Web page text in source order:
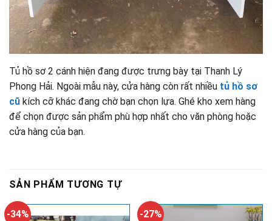
Tủ hồ sơ 2 cánh hiện đang được trưng bày tại Thanh Lý
Phong Hải. Ngoài mẫu này, cửa hàng còn rất nhiều tủ hồ sơ
cũ kích cỡ khác đang chờ bạn chọn lựa. Ghé kho xem hàng
để chọn được sản phẩm phù hợp nhất cho văn phòng hoặc
cửa hàng của bạn.
SẢN PHẨM TƯƠNG TỰ
-34% -27%